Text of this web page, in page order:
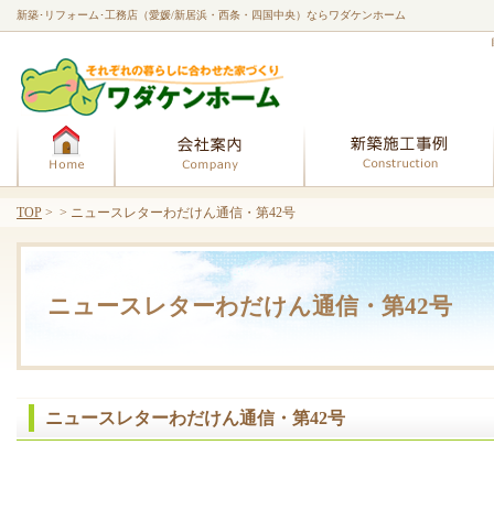
ニュースレターわだけん通信・第42号
新築･リフォーム･工務店（愛媛/新居浜・西条・四国中央）ならワダケンホーム
ニュースレターわだけん通信・第42号
TOP > > ニュースレターわだけん通信・第42号